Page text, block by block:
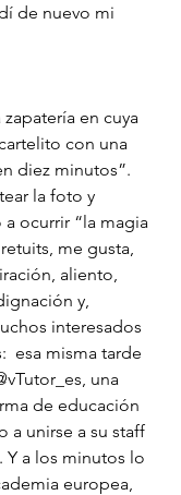
de nuevo mi
en cuya
con una
diez minutos”.
la foto y
ocurrir “la magia
me gusta,
aliento,
y,
interesados
esa misma tarde
una
de educación
a unirse a su staff
Y a los minutos lo
europea,